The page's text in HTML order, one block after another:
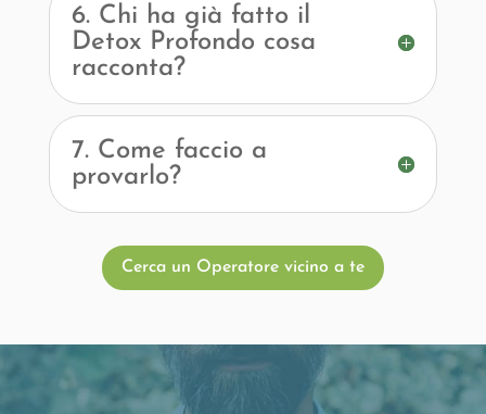
6. Chi ha già fatto il
Detox Profondo cosa
racconta?
7. Come faccio a
provarlo?
Cerca un Operatore vicino a te